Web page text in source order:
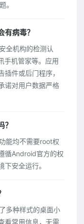
。
有病毒？
全机构的检测认
手机管家等。应用
件或后门程序，
诺对用户数据严格
？
能均不需要root权
循Android官方的权
下安全运行。
多种样式的桌面小
看常用信息，无需